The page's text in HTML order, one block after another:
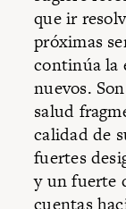
que ir
próximas
continúa la
nuevos.
salud
calidad de
fuertes
y un fuerte
cuentas